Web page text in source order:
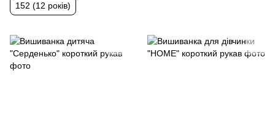
152 (12 років)